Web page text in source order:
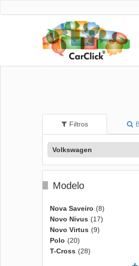
Filtros
Volkswagen
Modelo
Nova Saveiro (8)
Novo Nivus (17)
Novo Virtus (9)
Polo (20)
T-Cross (28)